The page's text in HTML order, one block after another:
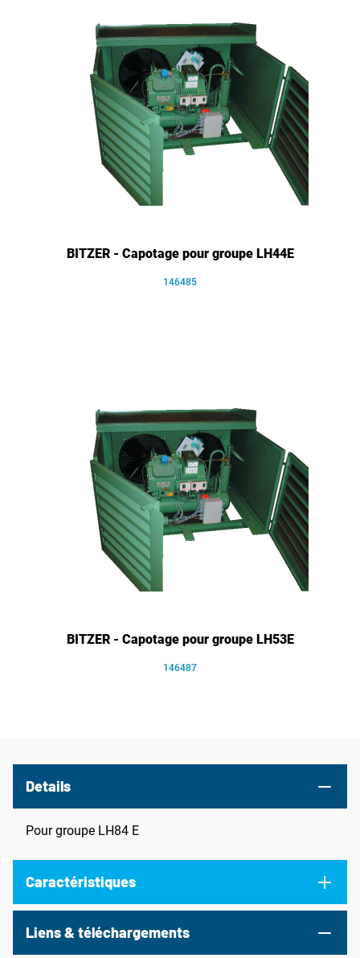
BITZER - Capotage pour groupe LH44E
146485
BITZER - Capotage pour groupe LH53E
146487
Details
Pour groupe LH84 E
Caractéristiques
Liens & téléchargements